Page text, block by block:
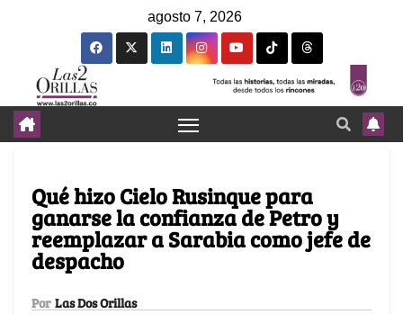
agosto 7, 2026
Qué hizo Cielo Rusinque para
ganarse la confianza de Petro y
reemplazar a Sarabia como jefe de
despacho
Por Las Dos Orillas